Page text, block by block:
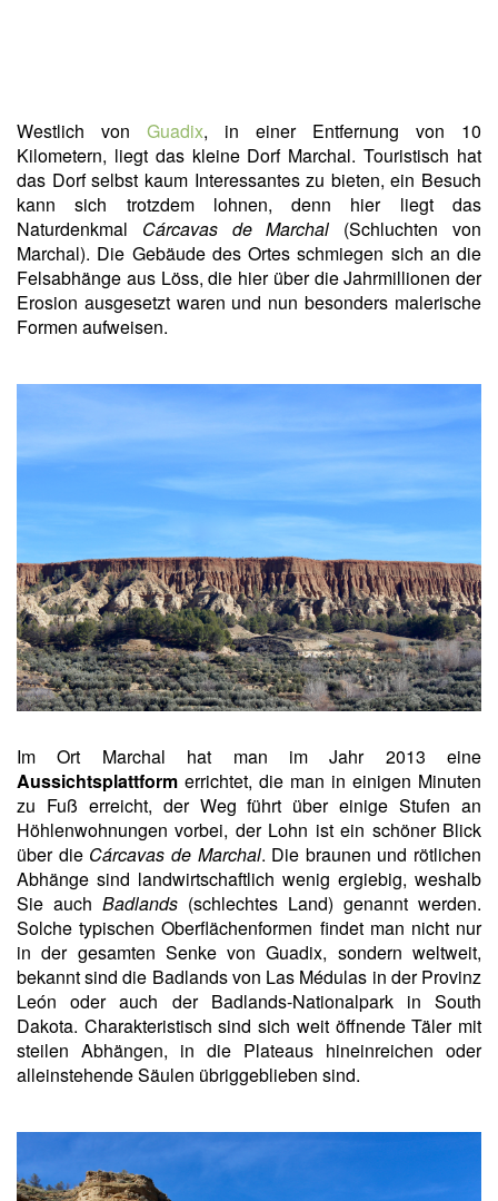
Westlich von Guadix, in einer Entfernung von 10
Kilometern, liegt das kleine Dorf Marchal. Touristisch hat
das Dorf selbst kaum Interessantes zu bieten, ein Besuch
kann sich trotzdem lohnen, denn hier liegt das
Naturdenkmal Cárcavas de Marchal (Schluchten von
Marchal). Die Gebäude des Ortes schmiegen sich an die
Felsabhänge aus Löss, die hier über die Jahrmillionen der
Erosion ausgesetzt waren und nun besonders malerische
Formen aufweisen.
Im Ort Marchal hat man im Jahr 2013 eine
Aussichtsplattform errichtet, die man in einigen Minuten
zu Fuß erreicht, der Weg führt über einige Stufen an
Höhlenwohnungen vorbei, der Lohn ist ein schöner Blick
über die Cárcavas de Marchal. Die braunen und rötlichen
Abhänge sind landwirtschaftlich wenig ergiebig, weshalb
Sie auch Badlands (schlechtes Land) genannt werden.
Solche typischen Oberflächenformen findet man nicht nur
in der gesamten Senke von Guadix, sondern weltweit,
bekannt sind die Badlands von Las Médulas in der Provinz
León oder auch der Badlands-Nationalpark in South
Dakota. Charakteristisch sind sich weit öffnende Täler mit
steilen Abhängen, in die Plateaus hineinreichen oder
alleinstehende Säulen übriggeblieben sind.